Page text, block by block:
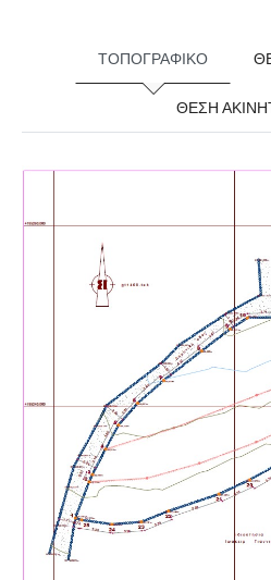
ΤΟΠΟΓΡΑΦΙΚΟ
ΘΕΣΗ